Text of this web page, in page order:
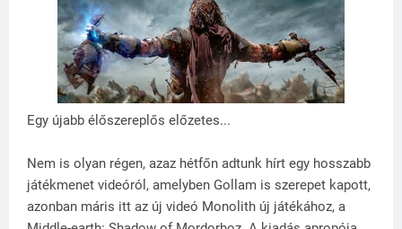
Egy újabb élőszereplős előzetes...
Nem is olyan régen, azaz hétfőn adtunk hírt egy hosszabb
játékmenet videóról, amelyben Gollam is szerepet kapott,
azonban máris itt az új videó Monolith új játékához, a